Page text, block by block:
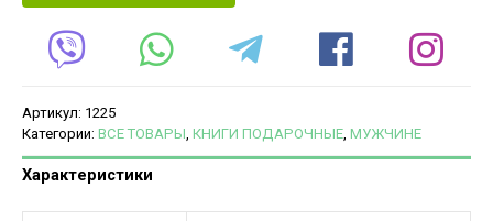
Артикул: 1225
Категории: ВСЕ ТОВАРЫ КНИГИ ПОДАРОЧНЫЕ МУЖЧИНЕ
Характеристики